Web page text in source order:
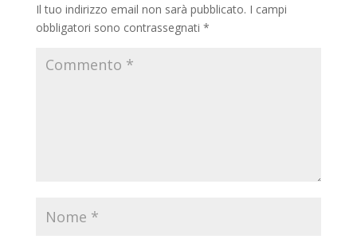
Il tuo indirizzo email non sarà pubblicato. I campi
obbligatori sono contrassegnati *